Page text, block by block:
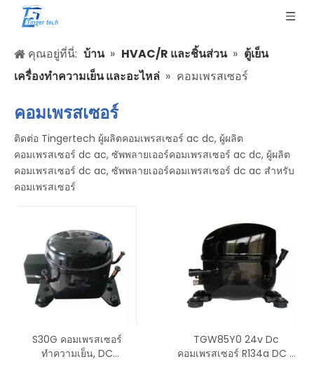
คุณอยู่ที่นี่: บ้าน » HVAC/R และชิ้นส่วน » ตู้เย็น
เครื่องทำความเย็น และอะไหล่ » คอมเพรสเซอร์
คอมเพรสเซอร์
ติดต่อ Tingertech ผู้ผลิตคอมเพรสเซอร์ ac dc, ผู้ผลิต
คอมเพรสเซอร์ dc ac, ซัพพลายเออร์คอมเพรสเซอร์ ac dc, ผู้ผลิต
คอมเพรสเซอร์ dc ac, ซัพพลายเออร์คอมเพรสเซอร์ dc ac สำหรับ
คอมเพรสเซอร์
S30G คอมเพรสเซอร์
ทำความเย็น, DC
TGW85Y0 24v Dc
คอมเพรสเซอร์ R134a DC มิ